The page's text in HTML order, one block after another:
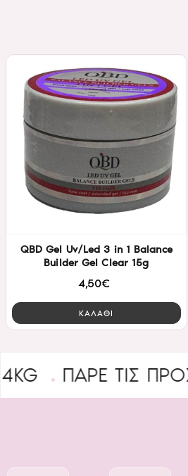
QBD Gel Uv/Led 3 in 1 Balance
Builder Gel Clear 15g
4,50€
ΚΑΛΑΘΙ
ΤΙΣ ΠΡΟΣΦΟΡΕΣ